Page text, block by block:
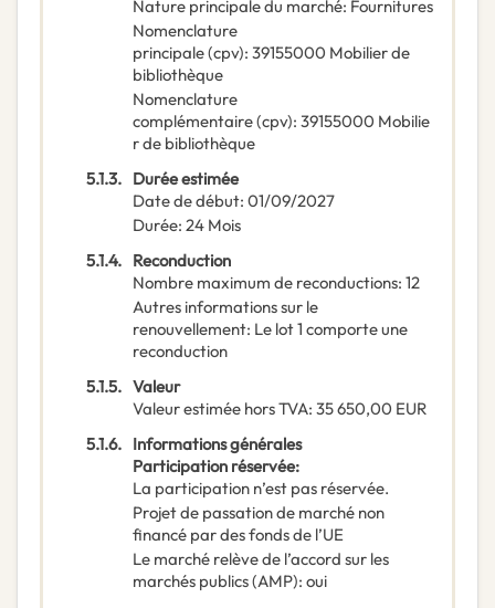
Nature principale du marché: Fournitures
Nomenclature
principale(cpv): 39155000 Mobilier de
bibliothèque
Nomenclature
complémentaire(cpv): 39155000 Mobilie
r de bibliothèque
5.1.3. Durée estimée
Date de début: 01/09/2027
Durée: 24 Mois
5.1.4. Reconduction
Nombre maximum de reconductions: 12
Autres informations sur le
renouvellement: Le lot 1 comporte une
reconduction
5.1.5. Valeur
Valeur estimée hors TVA: 35 650,00 EUR
5.1.6. Informations générales
Participation réservée:
La participation n’est pas réservée.
Projet de passation de marché non
financé par des fonds de l’UE
Le marché relève de l’accord sur les
marchés publics (AMP): oui